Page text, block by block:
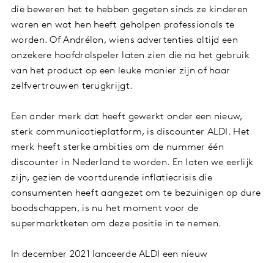
die beweren het te hebben gegeten sinds ze kinderen
waren en wat hen heeft geholpen professionals te
worden. Of Andrélon, wiens advertenties altijd een
onzekere hoofdrolspeler laten zien die na het gebruik
van het product op een leuke manier zijn of haar
zelfvertrouwen terugkrijgt.
Een ander merk dat heeft gewerkt onder een nieuw,
sterk communicatieplatform, is discounter ALDI. Het
merk heeft sterke ambities om de nummer één
discounter in Nederland te worden. En laten we eerlijk
zijn, gezien de voortdurende inflatiecrisis die
consumenten heeft aangezet om te bezuinigen op dure
boodschappen, is nu het moment voor de
supermarktketen om deze positie in te nemen.
In december 2021 lanceerde ALDI een nieuw